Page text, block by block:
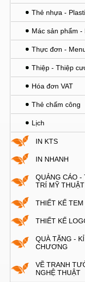
Thẻ nhựa -
Mác sản phẩm -
Thực đơn -
Thiệp - Thiệp
Hóa đơn VAT
Thẻ chấm công
Lịch
IN KTS
IN NHANH
QUẢNG CÁO -
TRÍ MỸ THUẬT
THIẾT KẾ
THIẾT KẾ
QUÀ TẶNG -
CHƯƠNG
VẼ TRANH
NGHỆ THUẬT